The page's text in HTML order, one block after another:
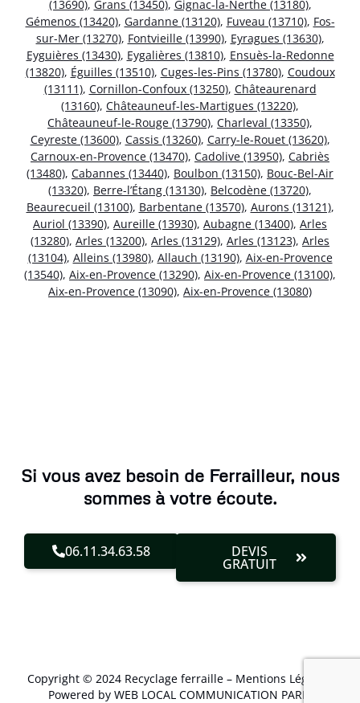
(13690), Grans (13450), Gignac-la-Nerthe (13180),
Gémenos (13420), Gardanne (13120), Fuveau (13710), Fos-
sur-Mer (13270), Fontvieille (13990), Eyragues (13630),
Eyguières (13430), Eygalières (13810), Ensuès-la-Redonne
(13820), Éguilles (13510), Cuges-les-Pins (13780), Coudoux
(13111), Cornillon-Confoux (13250), Châteaurenard
(13160), Châteauneuf-les-Martigues (13220),
Châteauneuf-le-Rouge (13790), Charleval (13350),
Ceyreste (13600), Cassis (13260), Carry-le-Rouet (13620),
Carnoux-en-Provence (13470), Cadolive (13950), Cabriès
(13480), Cabannes (13440), Boulbon (13150), Bouc-Bel-Air
(13320), Berre-l’Étang (13130), Belcodène (13720),
Beaurecueil (13100), Barbentane (13570), Aurons (13121),
Auriol (13390), Aureille (13930), Aubagne (13400), Arles
(13280), Arles (13200), Arles (13129), Arles (13123), Arles
(13104), Alleins (13980), Allauch (13190), Aix-en-Provence
(13540), Aix-en-Provence (13290), Aix-en-Provence (13100),
Aix-en-Provence (13090), Aix-en-Provence (13080)
Si vous avez besoin de Ferrailleur, nous
sommes à votre écoute.
06.11.34.63.58 DEVIS
GRATUIT
Copyright © 2024 Recyclage ferraille – Mentions Légales
Powered by WEB LOCAL COMMUNICATION PARIS